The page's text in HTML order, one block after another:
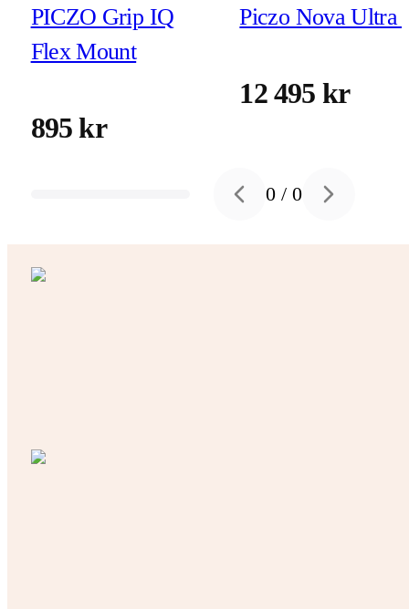
PICZO Grip IQ
Flex Mount
895 kr
Piczo Nova Ultra
12 495 kr
Previous slide
0 /0 Next slide